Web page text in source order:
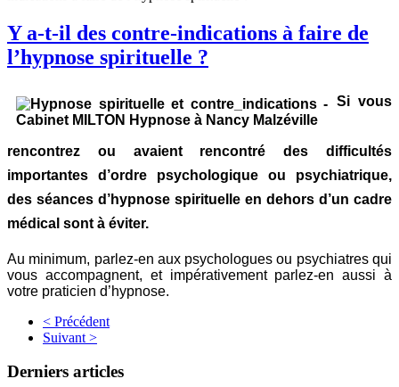
Y a-t-il des contre-indications à faire de
l’hypnose spirituelle ?
Si vous
rencontrez ou avaient rencontré des difficultés
importantes d’ordre psychologique ou psychiatrique,
des séances d’hypnose spirituelle en dehors d’un cadre
médical sont à éviter.
Au minimum, parlez-en aux psychologues ou psychiatres qui
vous accompagnent, et impérativement parlez-en aussi à
votre praticien d’hypnose.
< Précédent
Suivant >
Derniers articles